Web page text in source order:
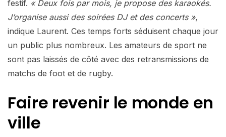
festif. « Deux fois par mois, je propose des karaokés.
J’organise aussi des soirées DJ et des concerts »,
indique Laurent. Ces temps forts séduisent chaque jour
un public plus nombreux. Les amateurs de sport ne
sont pas laissés de côté avec des retransmissions de
matchs de foot et de rugby.
Faire revenir le monde en
ville